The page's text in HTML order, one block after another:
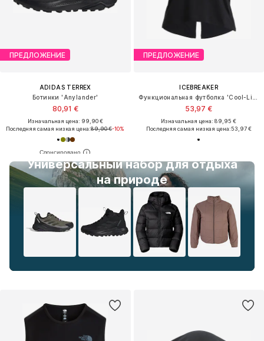
ПРЕДЛОЖЕНИЕ
ADIDAS TERREX
Ботинки 'Anylander'
80,91 €
Изначальная цена: 99,90 €
Последняя самая низкая цена:89,90 €-10%
Универсальный набор для отдыха
на природе
ПРЕДЛОЖЕНИЕ
ICEBREAKER
53,97 €
Изначальная цена: 89,95 €
Последняя самая низкая цена:53,97 €